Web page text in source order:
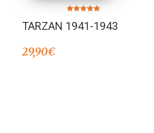
5.00
de 5
TARZAN 1941-1943
29,90€